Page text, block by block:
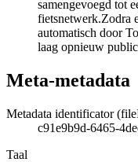
samengevoegd tot
fietsnetwerk.Zodra
automatisch door
laag opnieuw
Meta-metadata
Metadata identificator
c91e9b9d-6465-
Taal